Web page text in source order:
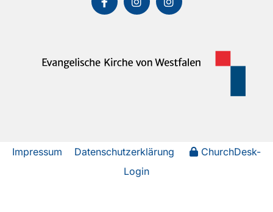
Impressum Datenschutzerklärung
ChurchDesk-
Login